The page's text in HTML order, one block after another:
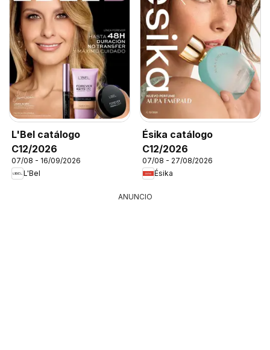
L'Bel catálogo
C12/2026
07/08 - 16/09/2026
L'Bel
Ésika catálogo
C12/2026
07/08 - 27/08/2026
Ésika
ANUNCIO